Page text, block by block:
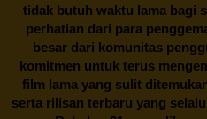
tidak butuh waktu lama bagi
perhatian dari para
besar dari komunitas
komitmen untuk terus
film lama yang sulit
serta rilisan terbaru yang